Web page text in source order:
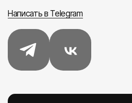
Написать в Telegram